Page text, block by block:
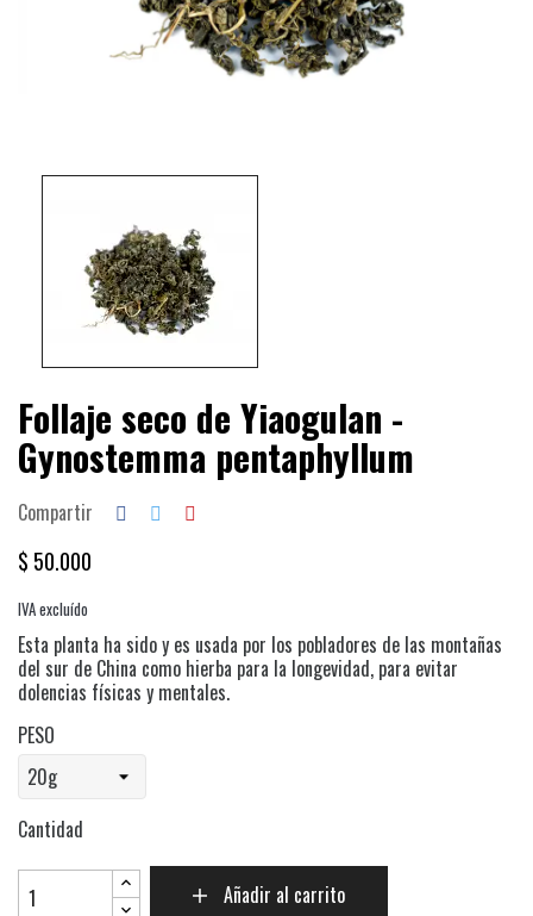
Follaje seco de Yiaogulan -
Gynostemma pentaphyllum
Compartir
$ 50.000
IVA excluído
Esta planta ha sido y es usada por los pobladores de las montañas
del sur de China como hierba para la longevidad, para evitar
dolencias físicas y mentales.
PESO
Cantidad
Añadir al carrito